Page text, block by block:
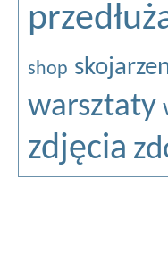
shop
warsztaty
zdjęcia